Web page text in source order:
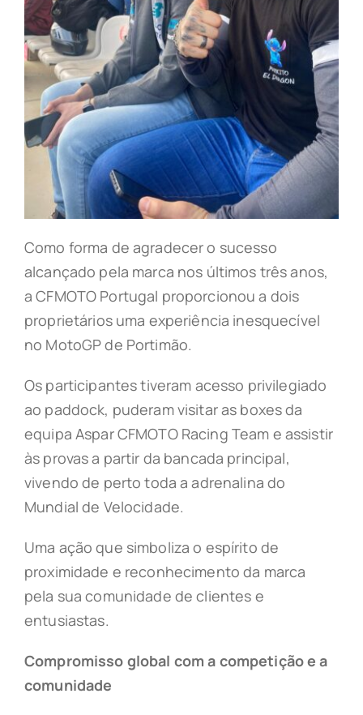
Como forma de agradecer o sucesso
alcançado pela marca nos últimos três anos,
a CFMOTO Portugal proporcionou a dois
proprietários uma experiência inesquecível
no MotoGP de Portimão.
Os participantes tiveram acesso privilegiado
ao paddock, puderam visitar as boxes da
equipa Aspar CFMOTO Racing Team e assistir
às provas a partir da bancada principal,
vivendo de perto toda a adrenalina do
Mundial de Velocidade.
Uma ação que simboliza o espírito de
proximidade e reconhecimento da marca
pela sua comunidade de clientes e
entusiastas.
Compromisso global com a competição e a
comunidade